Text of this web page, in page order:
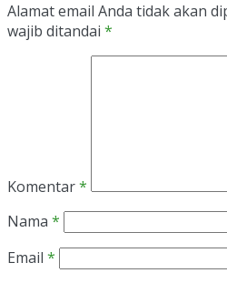
Alamat email Anda tidak akan
wajib ditandai *
Komentar*
Nama *
Email *